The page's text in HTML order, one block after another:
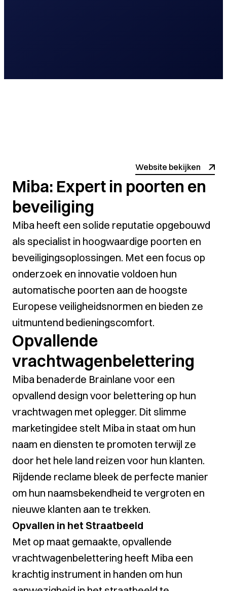
Website bekijken
Miba: Expert in poorten en
beveiliging
Miba heeft een solide reputatie opgebouwd
als specialist in hoogwaardige poorten en
beveiligingsoplossingen. Met een focus op
onderzoek en innovatie voldoen hun
automatische poorten aan de hoogste
Europese veiligheidsnormen en bieden ze
uitmuntend bedieningscomfort.
Opvallende
vrachtwagenbelettering
Miba benaderde Brainlane voor een
opvallend design voor belettering op hun
vrachtwagen met oplegger. Dit slimme
marketingidee stelt Miba in staat om hun
naam en diensten te promoten terwijl ze
door het hele land reizen voor hun klanten.
Rijdende reclame bleek de perfecte manier
om hun naamsbekendheid te vergroten en
nieuwe klanten aan te trekken.
Opvallen in het Straatbeeld
Met op maat gemaakte, opvallende
vrachtwagenbelettering heeft Miba een
krachtig instrument in handen om hun